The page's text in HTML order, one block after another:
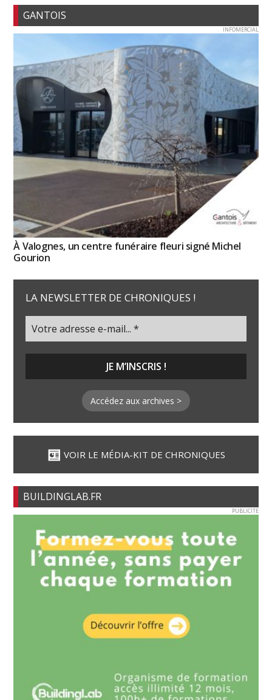
GANTOIS
INFOMERCIAL
À Valognes, un centre funéraire fleuri signé Michel
Gourion
LA NEWSLETTER DE CHRONIQUES !
Accédez aux archives >
VOIR LE MÉDIA-KIT DE CHRONIQUES
BUILDINGLAB.FR
PUBLICITE